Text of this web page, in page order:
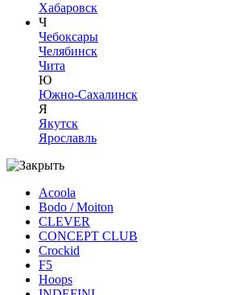
Хабаровск
Ч
Чебоксары
Челябинск
Чита
Ю
Южно-Сахалинск
Я
Якутск
Ярославль
Acoola
Bodo / Moiton
CLEVER
CONCEPT CLUB
Crockid
F5
Hoops